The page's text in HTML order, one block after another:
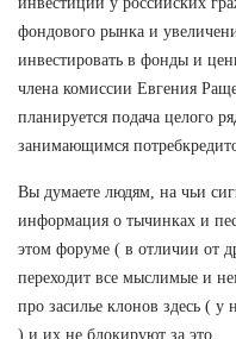
фондового рынка и
инвестировать в фонды и
члена комиссии Евгения
планируется подача целого
занимающимся
Вы думаете людям, на чьи
информация о тычинках и
этом форуме ( в отличии от
переходит все мыслимые и
про засилье клонов здесь (
) и их не блокируют за это.